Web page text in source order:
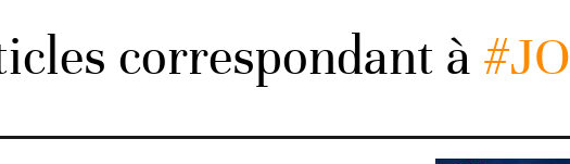
correspondant à #JO